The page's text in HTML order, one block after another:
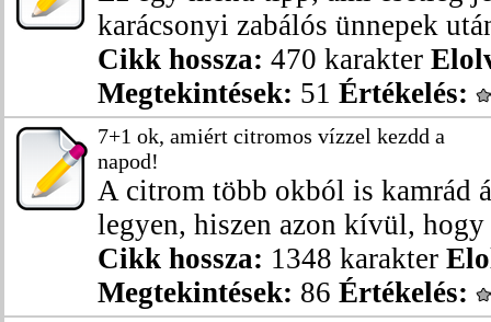
karácsonyi zabálós ünnepek
Cikk hossza: 470 karakter
Megtekintések: 51 Értékelés:
7+1 ok, amiért citromos vízzel kezdd a
napod!
A citrom több okból is kamrád
legyen, hiszen azon kívül, hogy
Cikk hossza: 1348 karakter
Megtekintések: 86 Értékelés: